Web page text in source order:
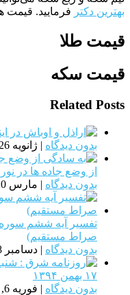
بهترین دکتر فرمایید. قیمت
قیمت طلا
قیمت سکه
Related Posts
بدون دیدگاه | ژانویه 26, 2016
از وضع جاده ها در
بدون دیدگاه | مارس 20, 2016
تفسیر آیه ششم سوره
صراط مستقیم)
بدون دیدگاه | دسامبر 28, 2025
۱۷ بهمن ۱۳۹۴
بدون دیدگاه | فوریه 6, 2016